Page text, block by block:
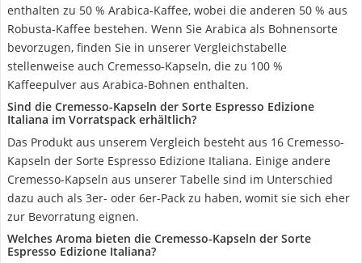
enthalten zu 50 % Arabica-Kaffee, wobei die anderen 50 % aus
Robusta-Kaffee bestehen. Wenn Sie Arabica als Bohnensorte
bevorzugen, finden Sie in unserer Vergleichstabelle
stellenweise auch Cremesso-Kapseln, die zu 100 %
Kaffeepulver aus Arabica-Bohnen enthalten.
Sind die Cremesso-Kapseln der Sorte Espresso Edizione
Italiana im Vorratspack erhältlich?
Das Produkt aus unserem Vergleich besteht aus 16 Cremesso-
Kapseln der Sorte Espresso Edizione Italiana. Einige andere
Cremesso-Kapseln aus unserer Tabelle sind im Unterschied
dazu auch als 3er- oder 6er-Pack zu haben, womit sie sich eher
zur Bevorratung eignen.
Welches Aroma bieten die Cremesso-Kapseln der Sorte
Espresso Edizione Italiana?